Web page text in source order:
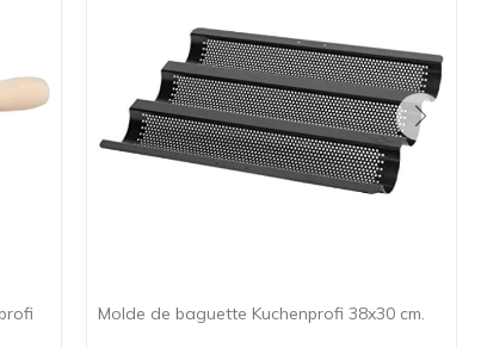
Molde de baguette Kuchenprofi 38x30 cm.